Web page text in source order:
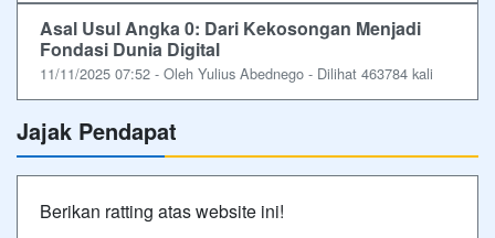
Asal Usul Angka 0: Dari Kekosongan Menjadi
Fondasi Dunia Digital
11/11/2025 07:52 - Oleh Yulius Abednego - Dilihat 463784 kali
Jajak Pendapat
Berikan ratting atas website ini!